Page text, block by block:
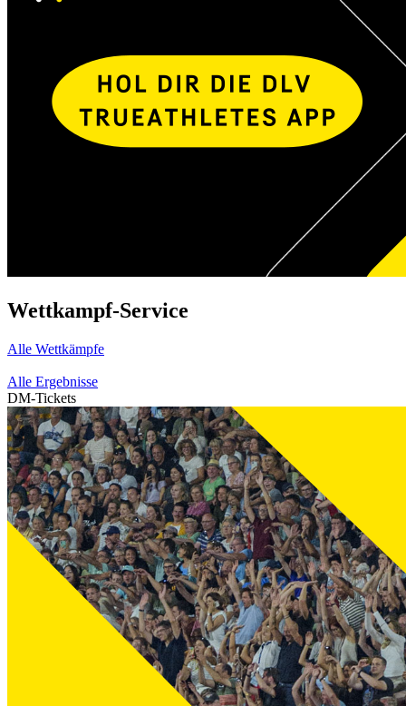
Wettkampf-Service
Alle Wettkämpfe
Alle Ergebnisse
DM-Tickets